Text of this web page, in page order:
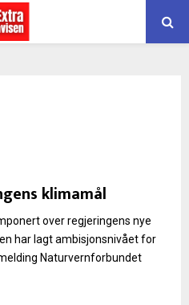
klimamål
over regjeringens nye
har lagt ambisjonsnivået for
Naturvernforbundet